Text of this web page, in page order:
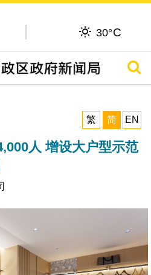
30°C
搜寻
繁
简 EN
人 增设大户型示范